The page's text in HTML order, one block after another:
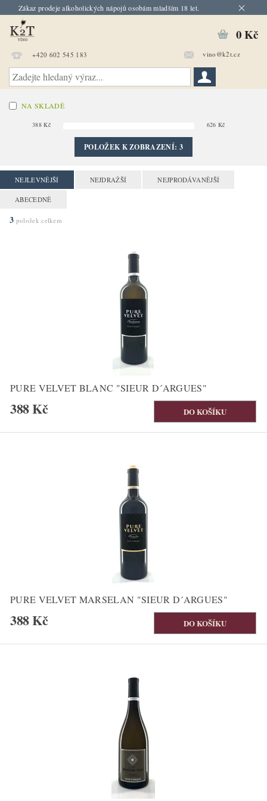
Zákaz prodeje alkoholických nápojů osobám mladším 18 let.
+420 602 545 183 vino@k2t.cz
0 Kč
NA SKLADĚ
388 Kč 626 Kč
POLOŽEK K ZOBRAZENÍ: 3
NEJLEVNĚJŠÍ NEJDRAŽŠÍ NEJPRODÁVANĚJŠÍ
ABECEDNĚ
3 položek celkem
PURE VELVET BLANC "SIEUR D´ARGUES"
388 Kč
PURE VELVET MARSELAN "SIEUR D´ARGUES"
388 Kč